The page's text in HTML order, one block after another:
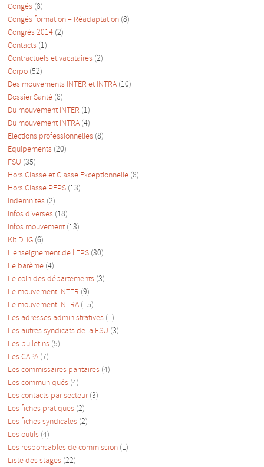
Congés (8)
Congés formation – Réadaptation (8)
Congrès 2014 (2)
Contacts (1)
Contractuels et vacataires (2)
Corpo (52)
Des mouvements INTER et INTRA (10)
Dossier Santé (8)
Du mouvement INTER (1)
Du mouvement INTRA (4)
Elections professionnelles (8)
Equipements (20)
FSU (35)
Hors Classe et Classe Exceptionnelle (8)
Hors Classe PEPS (13)
Indemnités (2)
Infos diverses (18)
Infos mouvement (13)
Kit DHG (6)
L'enseignement de l'EPS (30)
Le barème (4)
Le coin des départements (3)
Le mouvement INTER (9)
Le mouvement INTRA (15)
Les adresses administratives (1)
Les autres syndicats de la FSU (3)
Les bulletins (5)
Les CAPA (7)
Les commissaires paritaires (4)
Les communiqués (4)
Les contacts par secteur(3)
Les fiches pratiques (2)
Les fiches syndicales (2)
Les outils (4)
Les responsables de commission (1)
Liste des stages (22)